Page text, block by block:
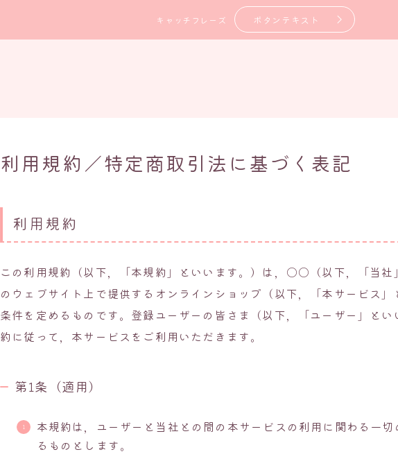
キャッチフレーズ ボタンテキスト
利用規約／特定商取引法に基づく表記
利用規約
この利用規約（以下，「本規約」といいます。）は，〇〇（以下，「当社
のウェブサイト上で提供するオンラインショップ（以下，「本サービス」
条件を定めるものです。登録ユーザーの皆さま（以下，「ユーザー」とい
約に従って，本サービスをご利用いただきます。
第1条（適用）
本規約は，ユーザーと当社との間の本サービスの利用に関わる一
るものとします。